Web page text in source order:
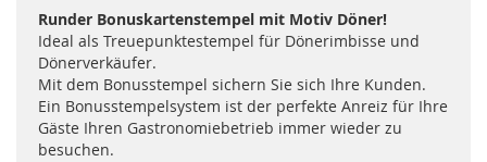
Runder Bonuskartenstempel mit Motiv Döner!
Ideal als Treuepunktestempel für Dönerimbisse und
Dönerverkäufer.
Mit dem Bonusstempel sichern Sie sich Ihre Kunden.
Ein Bonusstempelsystem ist der perfekte Anreiz für Ihre
Gäste Ihren Gastronomiebetrieb immer wieder zu
besuchen.